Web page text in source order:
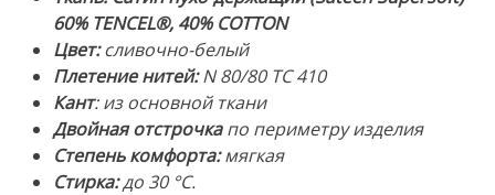
(«Герман
Грасс»),
Австрия
60% TENCEL®, 40% COTTON
Цвет:сливочно-белый
Плетение нитей:N 80/80 TC 410
Кант: из основной ткани
Двойная отстрочкапо периметру изделия
Степень комфорта:мягкая
Стирка:до 30 °C.